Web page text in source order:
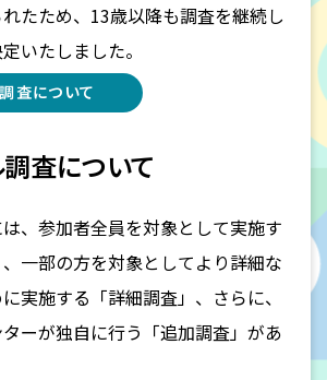
たため、13歳以降も調査を継続し
いたしました。
査について
査について
、参加者全員を対象として実施す
一部の方を対象としてより詳細な
実施する「詳細調査」、さらに、
ーが独自に行う「追加調査」があ